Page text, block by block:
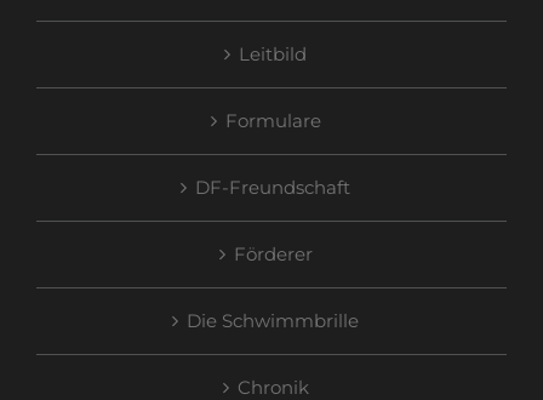
Leitbild
Formulare
DF-Freundschaft
Förderer
Die Schwimmbrille
Chronik